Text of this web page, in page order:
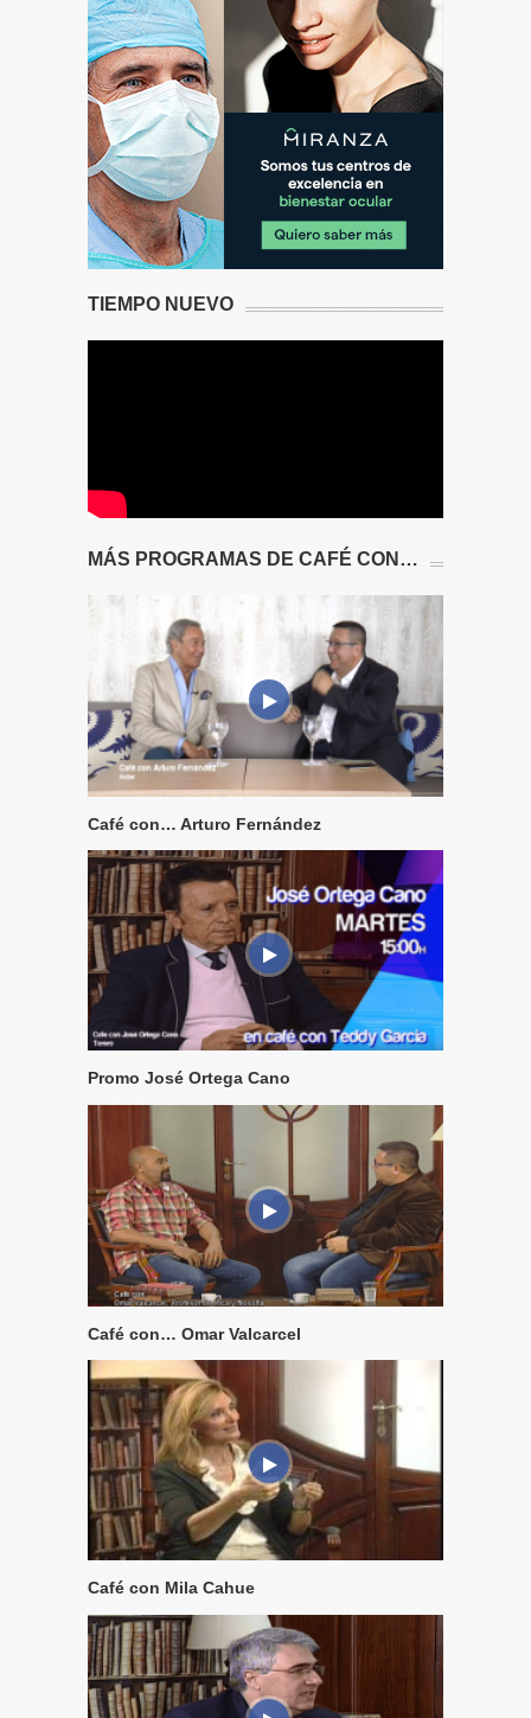
TIEMPO NUEVO
MÁS PROGRAMAS DE CAFÉ CON…
Café con… Arturo Fernández
Promo José Ortega Cano
Café con… Omar Valcarcel
Café con Mila Cahue